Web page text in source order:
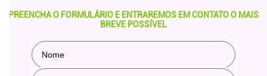
PREENCHA O FORMULÁRIO E ENTRAREMOS EM CONTATO O MAIS
BREVE POSSÍVEL